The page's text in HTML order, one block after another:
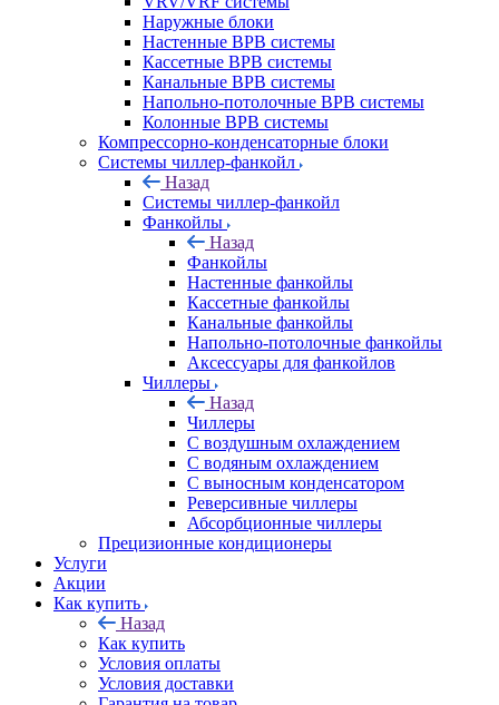
Наружные блоки
Настенные ВРВ системы
Кассетные ВРВ системы
Канальные ВРВ системы
Напольно-потолочные ВРВ системы
Колонные ВРВ системы
Компрессорно-конденсаторные блоки
Системы чиллер-фанкойл
Назад
Системы чиллер-фанкойл
Фанкойлы
Назад
Фанкойлы
Настенные фанкойлы
Кассетные фанкойлы
Канальные фанкойлы
Напольно-потолочные фанкойлы
Аксессуары для фанкойлов
Чиллеры
Назад
Чиллеры
С воздушным охлаждением
С водяным охлаждением
С выносным конденсатором
Реверсивные чиллеры
Абсорбционные чиллеры
Прецизионные кондиционеры
Услуги
Акции
Как купить
Назад
Как купить
Условия оплаты
Условия доставки